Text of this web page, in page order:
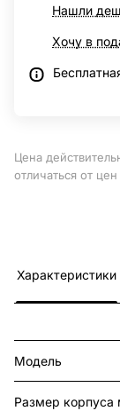
Нашли
Хочу в
Цена
отличаться от
Характеристики
Модель
Размер корпуса